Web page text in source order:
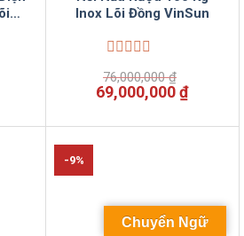
28,900,000 ₫.
Inox Lõi Đồng VinSun
xếp
hạng
5
76,000,000₫
Giá
gốc
là:
69,000,000₫Giá
tại
-9%
Chuyển Ngữ